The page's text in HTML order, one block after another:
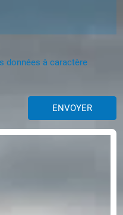
données à caractère
ENVOYER